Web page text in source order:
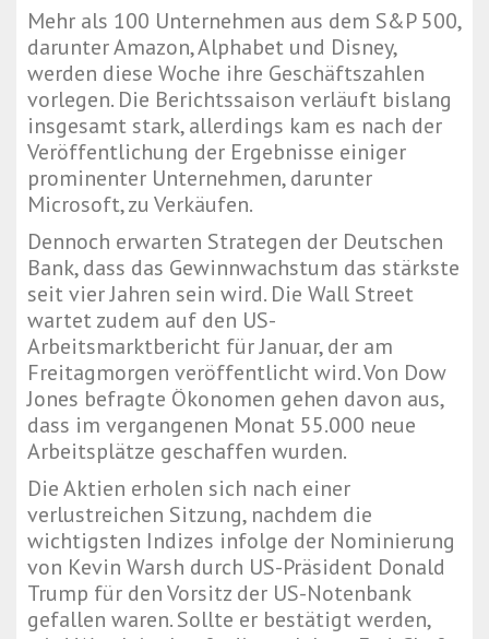
Mehr als 100 Unternehmen aus dem S&P 500,
darunter Amazon, Alphabet und Disney,
werden diese Woche ihre Geschäftszahlen
vorlegen. Die Berichtssaison verläuft bislang
insgesamt stark, allerdings kam es nach der
Veröffentlichung der Ergebnisse einiger
prominenter Unternehmen, darunter
Microsoft, zu Verkäufen.
Dennoch erwarten Strategen der Deutschen
Bank, dass das Gewinnwachstum das stärkste
seit vier Jahren sein wird. Die Wall Street
wartet zudem auf den US-
Arbeitsmarktbericht für Januar, der am
Freitagmorgen veröffentlicht wird. Von Dow
Jones befragte Ökonomen gehen davon aus,
dass im vergangenen Monat 55.000 neue
Arbeitsplätze geschaffen wurden.
Die Aktien erholen sich nach einer
verlustreichen Sitzung, nachdem die
wichtigsten Indizes infolge der Nominierung
von Kevin Warsh durch US-Präsident Donald
Trump für den Vorsitz der US-Notenbank
gefallen waren. Sollte er bestätigt werden,